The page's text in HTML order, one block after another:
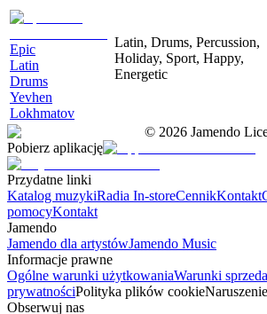
Epic
Latin
Drums
Yevhen
Lokhmatov
Latin, Drums, Percussion,
Holiday, Sport, Happy,
Energetic
© 2026 Jamendo
Pobierz aplikację
Przydatne linki
Katalog muzykiRadia In-storeCennikKontakt
pomocyKontakt
Jamendo
Jamendo dla artystówJamendo Music
Informacje prawne
Ogólne warunki użytkowaniaWarunki
prywatnościPolityka plików cookie
Obserwuj nas